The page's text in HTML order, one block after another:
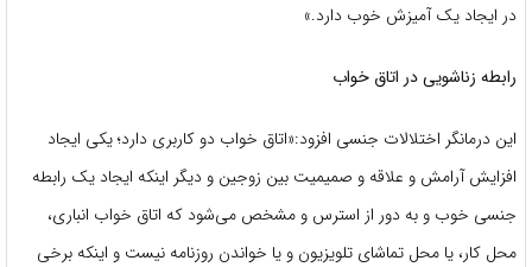
در ایجاد یک آمیزش خوب دارد.»
رابطه زناشویی در اتاق خواب
این درمانگر اختلالات جنسی افزود:«اتاق خواب دو کاربری دارد؛ یکی ایجاد
افزایش آرامش و علاقه و صمیمیت بین زوجین و دیگر اینکه ایجاد یک رابطه
جنسی خوب و به دور از استرس و مشخص می‌شود که اتاق خواب انباری،
محل کار، یا محل تماشای تلویزیون و یا خواندن روزنامه نیست و اینکه برخی